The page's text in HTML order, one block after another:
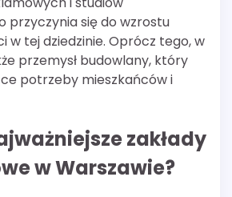
przyczynia się do wzrostu
w tej dziedzinie. Oprócz tego, w
przemysł budowlany, który
potrzeby mieszkańców i
zakłady
w Warszawie?